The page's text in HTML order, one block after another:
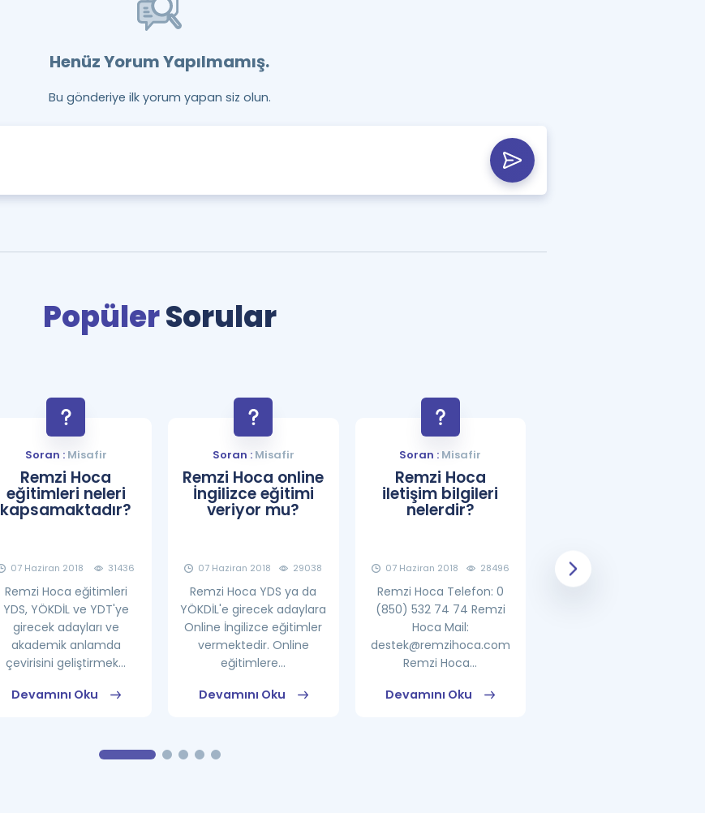
Henüz Yorum Yapılmamış.
Bu gönderiye ilk yorum yapan siz olun.
PopülerSorular
Soran :Misafir
Remzi Hoca
eğitimleri neleri
kapsamaktadır?
07 Haziran 2018 31436
Remzi Hoca eğitimleri
YDS, YÖKDİL ve YDT'ye
girecek adayları ve
akademik anlamda
çevirisini geliştirmek...
Devamını Oku
Soran :Misafir
Remzi Hoca online
İngilizce eğitimi
veriyor mu?
07 Haziran 2018 29038
Remzi Hoca YDS ya da
YÖKDİL'e girecek adaylara
Online İngilizce eğitimler
vermektedir. Online
eğitimlere...
Devamını Oku
Soran : Misafir
Remzi Hoca
iletişim bilgileri
nelerdir?
07 Haziran 2018 28496
Remzi Hoca Telefon: 0
(850) 532 74 74 Remzi
Hoca Mail:
destek@remzihoca.com
Remzi Hoca...
Devamını Oku
08 Haziran 2018